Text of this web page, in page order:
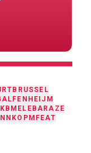
BRUSSEL
ALFEN HEIJM
MELEBAR AZE
NKOPM FEAT